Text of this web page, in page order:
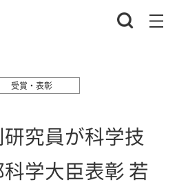
受賞・表彰
究員が科学技
学大臣表彰 若